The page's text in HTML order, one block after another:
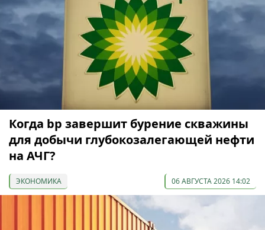
Когда bp завершит бурение скважины
для добычи глубокозалегающей нефти
на АЧГ?
ЭКОНОМИКА 06 АВГУСТА 2026 14:02